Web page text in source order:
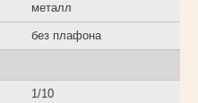
металл
без плафона
1/10